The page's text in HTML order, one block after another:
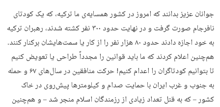
جوانان عزیز بدانند که امروز در کشور همسایه‌ی ما ترکیه، که یک کودتای
نافرجام صورت گرفت و در نهایت حدود ۳۰۰ نفر کشته شدند، رهبران ترکیه
به خود اجازه دادند حدود ۸۰ هزار نفر را از کار یا سمت‌هایشان برکنار کنند.
هم‌چنین اعلام کردند که ما باید قوانین را مجدداً طراحی یا تعویض کنیم
تا بتوانیم کودتاگران را اعدام کنیم! حرکت منافقین در سال‌های ۶۷ و حمله
به جنوب و غرب ایران با حمایت صدام و کیلومتر‌ها پیش‌روی در خاک
کشور – که به قتل تعداد زیادی از رزمندگان اسلام منجر شد – و هم‌چنین